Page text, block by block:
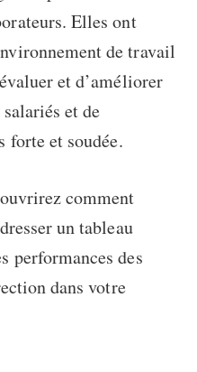
Elles ont
de travail
et d’améliorer
et de
forte et soudée.
comment
un tableau
performances des
dans votre